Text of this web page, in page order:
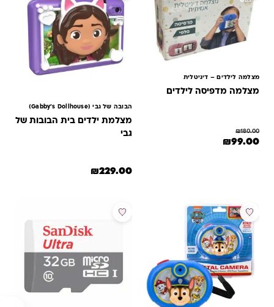
מצלמה לילדים – דיגיטלית
מצלמה מדפיסה לילדים
₪180.00
המחיר המקורי היה: ₪180.00.
₪99.00
הבובה של גבי (Gabby’s Dollhouse)
מצלמת ילדים בית הבובות של
גבי
₪229.00